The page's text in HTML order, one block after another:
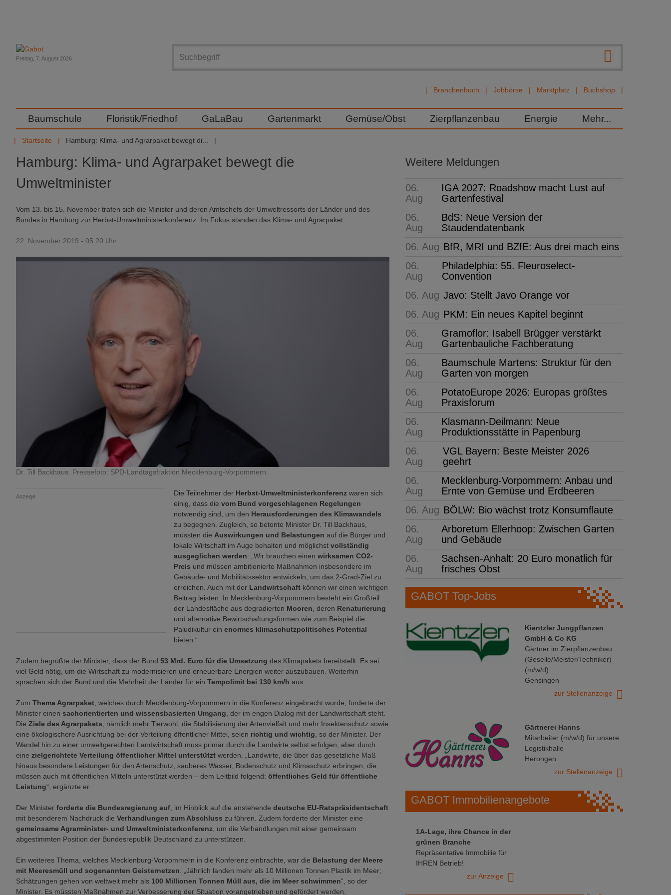
Branchenbuch Jobbörse Marktplatz Buchshop
Freitag, 7. August 2026
Baumschule Floristik/Friedhof GaLaBau Gartenmarkt Gemüse/Obst Zierpflanzenbau Energie Mehr...
Startseite Hamburg: Klima- und Agrarpaket bewegt di...
Hamburg: Klima- und Agrarpaket bewegt die
Umweltminister
Vom 13. bis 15. November trafen sich die Minister und deren Amtschefs der Umweltressorts der Länder und des
Bundes in Hamburg zur Herbst-Umweltministerkonferenz. Im Fokus standen das Klima- und Agrarpaket.
22. November 2019 - 05:20 Uhr
Dr. Till Backhaus. Pressefoto: SPD-Landtagsfraktion Mecklenburg-Vorpommern.
Anzeige Die Teilnehmer der Herbst-Umweltministerkonferenz waren sich
einig, dass die vom Bund vorgeschlagenen Regelungen
notwendig sind, um den Herausforderungen des Klimawandels
zu begegnen. Zugleich, so betonte Minister Dr. Till Backhaus,
müssten die Auswirkungen und Belastungen auf die Bürger und
lokale Wirtschaft im Auge behalten und möglichst vollständig
ausgeglichen werden: „Wir brauchen einen wirksamen CO2-
Preis und müssen ambitionierte Maßnahmen insbesondere im
Gebäude- und Mobilitätssektor entwickeln, um das 2-Grad-Ziel zu
erreichen. Auch mit der Landwirtschaft können wir einen wichtigen
Beitrag leisten. In Mecklenburg-Vorpommern besteht ein Großteil
der Landesfläche aus degradierten Mooren , deren Renaturierung
und alternative Bewirtschaftungsformen wie zum Beispiel die
Paludikultur ein enormes klimaschutzpolitisches Potential
bieten.“
Zudem begrüßte der Minister, dass der Bund 53 Mrd. Euro für die Umsetzung des Klimapakets bereitstellt. Es sei
viel Geld nötig, um die Wirtschaft zu modernisieren und erneuerbare Energien weiter auszubauen. Weiterhin
sprachen sich der Bund und die Mehrheit der Länder für ein Tempolimit bei 130 km/h aus.
Zum Thema Agrarpaket , welches durch Mecklenburg-Vorpommern in die Konferenz eingebracht wurde, forderte der
Minister einen sachorientierten und wissensbasierten Umgang , der im engen Dialog mit der Landwirtschaft steht.
Die Ziele des Agrarpakets , nämlich mehr Tierwohl, die Stabilisierung der Artenvielfalt und mehr Insektenschutz sowie
eine ökologischere Ausrichtung bei der Verteilung öffentlicher Mittel, seien richtig und wichtig , so der Minister. Der
Wandel hin zu einer umweltgerechten Landwirtschaft muss primär durch die Landwirte selbst erfolgen, aber durch
eine zielgerichtete Verteilung öffentlicher Mittel unterstützt werden. „Landwirte, die über das gesetzliche Maß
hinaus besondere Leistungen für den Artenschutz, sauberes Wasser, Bodenschutz und Klimaschutz erbringen, die
müssen auch mit öffentlichen Mitteln unterstützt werden – dem Leitbild folgend: öffentliches Geld für öffentliche
Leistung“, ergänzte er.
Der Minister forderte die Bundesregierung auf , im Hinblick auf die anstehende deutsche EU-Ratspräsidentschaft
mit besonderem Nachdruck die Verhandlungen zum Abschluss zu führen. Zudem forderte der Minister eine
gemeinsame Agrarminister- und Umweltministerkonferenz , um die Verhandlungen mit einer gemeinsam
abgestimmten Position der Bundesrepublik Deutschland zu unterstützen.
Ein weiteres Thema, welches Mecklenburg-Vorpommern in die Konferenz einbrachte, war die Belastung der Meere
mit Meeresmüll und sogenannten Geisternetzen . „Jährlich landen mehr als 10 Millionen Tonnen Plastik im Meer;
Schätzungen gehen von weltweit mehr als 100 Millionen Tonnen Müll aus, die im Meer schwimmen“, so der
Minister. Es müssten Maßnahmen zur Verbesserung der Situation vorangetrieben und gefördert werden.
Weitere Meldungen
06.
Aug
IGA 2027: Roadshow macht Lust auf
Gartenfestival
06.
Aug
BdS: Neue Version der
Staudendatenbank
06. Aug BfR, MRI und BZfE: Aus drei mach eins
06.
Aug
Philadelphia: 55. Fleuroselect-
Convention
06. Aug Javo: Stellt Javo Orange vor
06. Aug PKM: Ein neues Kapitel beginnt
06.
Aug
Gramoflor: Isabell Brügger verstärkt
Gartenbauliche Fachberatung
06.
Aug
Baumschule Martens: Struktur für den
Garten von morgen
06.
Aug
PotatoEurope 2026: Europas größtes
Praxisforum
06.
Aug
Klasmann-Deilmann: Neue
Produktionsstätte in Papenburg
06.
Aug
VGL Bayern: Beste Meister 2026
geehrt
06.
Aug
Mecklenburg-Vorpommern: Anbau und
Ernte von Gemüse und Erdbeeren
06. Aug BÖLW: Bio wächst trotz Konsumflaute
06.
Aug
Arboretum Ellerhoop: Zwischen Garten
und Gebäude
06.
Aug
Sachsen-Anhalt: 20 Euro monatlich für
frisches Obst
GABOT Top-Jobs
Kientzler Jungpflanzen
GmbH & Co KG
Gärtner im Zierpflanzenbau
(Geselle/Meister/Techniker)
(m/w/d)
Gensingen
zur Stellenanzeige
Gärtnerei Hanns
Mitarbeiter (m/w/d) für unsere
Logistikhalle
Herongen
zur Stellenanzeige
GABOT Immobilienangebote
1A-Lage, ihre Chance in der
grünen Branche
Repräsentative Immobilie für
IHREN Betrieb!
zur Anzeige